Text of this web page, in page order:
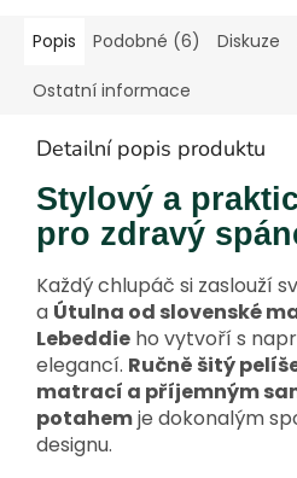
Popis Podobné (6) Diskuze
Ostatní informace
Detailní popis produktu
Stylový a
pro zdravý
Každý chlupáč si zaslouží
a Útulna od slovenské
Lebeddie ho vytvoří s
elegancí. Ručně šitý
matrací a příjemným
potahemje dokonalým
designu.